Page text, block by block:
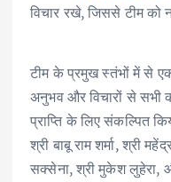
विचार रखे, जिससे टीम को
टीम के प्रमुख स्तंभों में से
अनुभव और विचारों से सभी
प्राप्ति के लिए संकल्पित
श्री बाबू राम शर्मा, श्री
सक्सेना, श्री मुकेश लुहेरा,